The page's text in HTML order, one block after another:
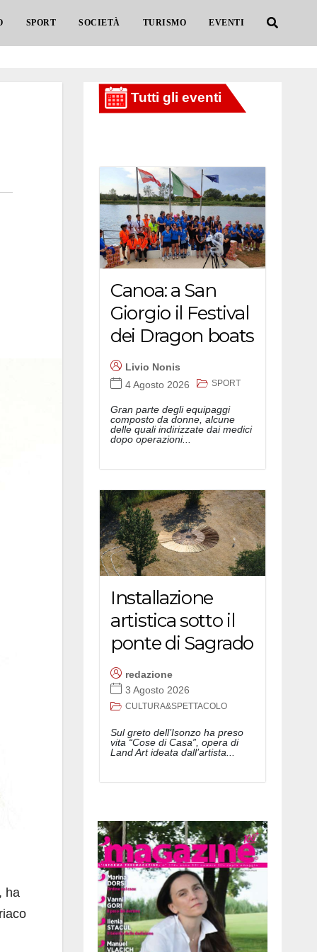
SPORT SOCIETÀ TURISMO EVENTI
ha
Canoa: a San
Giorgio il Festival
dei Dragon boats
Livio Nonis
4 Agosto 2026
SPORT
Gran parte degli equipaggi
composto da donne, alcune
delle quali indirizzate dai medici
dopo operazioni...
Installazione
artistica sotto il
ponte di Sagrado
redazione
3 Agosto 2026
CULTURA&SPETTACOLO
Sul greto dell’Isonzo ha preso
vita “Cose di Casa”, opera di
Land Art ideata dall’artista...